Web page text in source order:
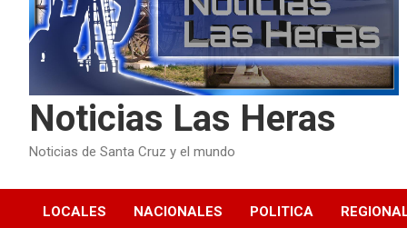
Noticias Las Heras
Noticias de Santa Cruz y el mundo
LOCALES NACIONALES POLITICA